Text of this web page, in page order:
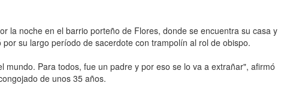
la noche en el barrio porteño de Flores, donde se encuentra su casa y
su largo período de sacerdote con trampolín al rol de obispo.
mundo. Para todos, fue un padre y por eso se lo va a extrañar", afirmó
de unos 35 años.